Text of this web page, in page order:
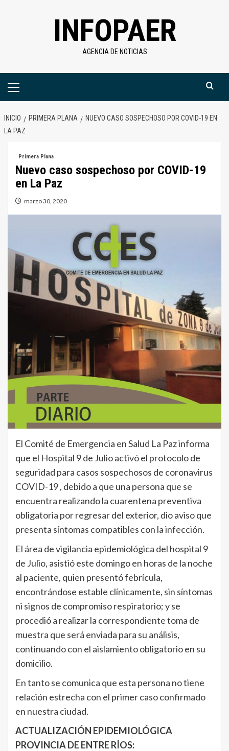
INFOPAER
AGENCIA DE NOTICIAS
Menú
INICIO PRIMERA PLANA
NUEVO CASO SOSPECHOSO POR COVID-19 EN
LA PAZ
Primera Plana
Nuevo caso sospechoso por COVID-19
en La Paz
marzo 30, 2020
El Comité de Emergencia en Salud La Paz informa
que el Hospital 9 de Julio activó el protocolo de
seguridad para casos sospechosos de coronavirus
COVID-19 , debido a que una persona que se
encuentra realizando la cuarentena preventiva
obligatoria por regresar del exterior, dio aviso que
presenta síntomas compatibles con la infección.
El área de vigilancia epidemiológica del hospital 9
de Julio, asistió este domingo en horas de la noche
al paciente, quien presentó febrícula,
encontrándose estable clínicamente, sin síntomas
ni signos de compromiso respiratorio; y se
procedió a realizar la correspondiente toma de
muestra que será enviada para su análisis,
continuando con el aislamiento obligatorio en su
domicilio.
En tanto se comunica que esta persona no tiene
relación estrecha con el primer caso confirmado
en nuestra ciudad.
ACTUALIZACIÓN EPIDEMIOLÓGICA
PROVINCIA DE ENTRE RÍOS: